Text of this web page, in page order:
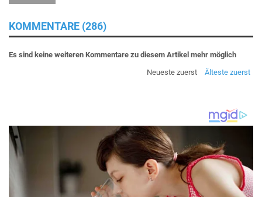
KOMMENTARE (286)
Es sind keine weiteren Kommentare zu diesem Artikel mehr möglich
Neueste zuerst
Älteste zuerst